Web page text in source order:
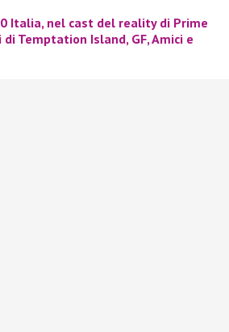
Italia, nel cast del reality di Prime
Temptation Island, GF, Amici e